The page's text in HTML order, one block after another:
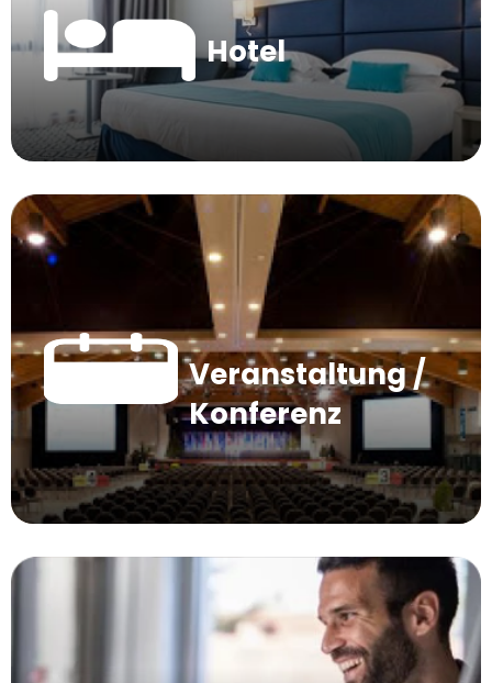
Hotel
Veranstaltung /
Konferenz